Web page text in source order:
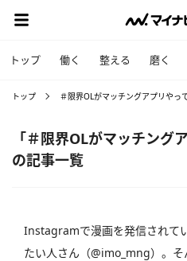
トップ 働く 整える 磨く
トップ ＃限界OLがマッチングアプリやっ
「＃限界OLがマッチング
の記事一覧
Instagramで漫画を発信されて
たい人さん（@imo_mng）。